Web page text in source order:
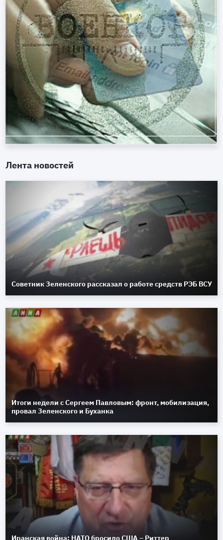
Лента новостей
Советник Зеленского рассказал о работе средств РЭБ ВСУ
Итоги недели с Сергеем Павловым: фронт, мобилизация,
провал Зеленского и Буханка
Иранская война: НАТО бросило США – Риттер